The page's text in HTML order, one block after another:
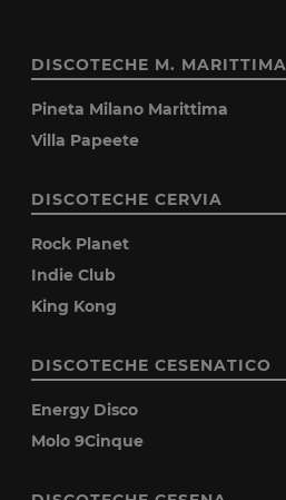
DISCOTECHE M. MARITTIMA
Pineta Milano Marittima
Villa Papeete
DISCOTECHE CERVIA
Rock Planet
Indie Club
King Kong
DISCOTECHE CESENATICO
Energy Disco
Molo 9Cinque